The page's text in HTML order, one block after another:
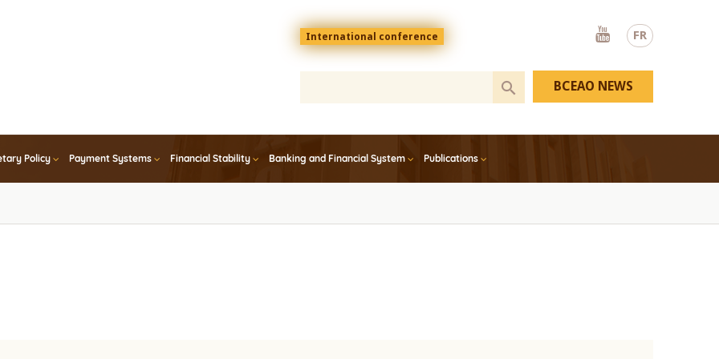
FR
Menu
top
En
International conference
Youtube
Policy Payment Systems Financial Stability Banking and Financial System Publications
BCEAO NEWS